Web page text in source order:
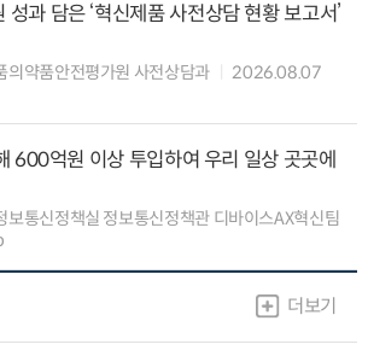
성과 담은 ‘혁신제품 사전상담 현황 보고서’
의약품안전평가원 사전상담과
2026.08.07
600억원 이상 투입하여 우리 일상 곳곳에
보통신정책실 정보통신정책관 디바이스AX혁신팀
더보기